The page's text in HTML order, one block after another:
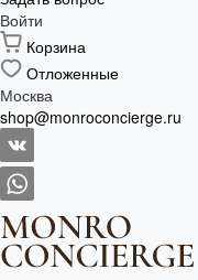
Войти
Корзина
Отложенные
Москва
shop@monroconcierge.ru